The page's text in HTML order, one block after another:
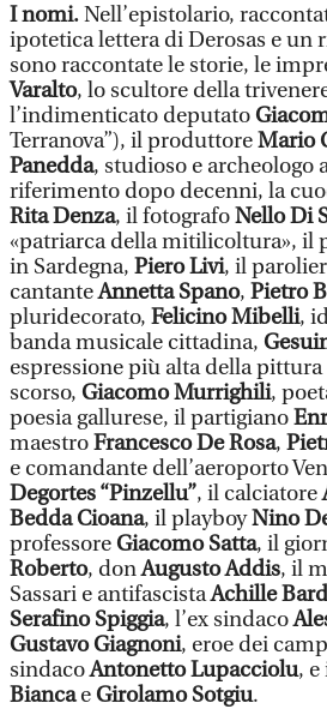
I nomi.Nell’epistolario,
ipotetica lettera di Derosas e un
sono raccontate le storie, le
Varalto, lo scultore della
l’indimenticato deputato
Terranova”), il produttoreMario
Panedda, studioso e archeologo
riferimento dopo decenni, la
Rita Denza, il fotografoNello Di
«patriarca della mitilicoltura», il
in Sardegna, Piero Livi, il
cantanteAnnetta Spano, Pietro
pluridecorato, Felicino Mibelli,
banda musicale cittadina,
espressione più alta della
scorso, Giacomo Murrighili,
poesia gallurese, il partigiano
maestroFrancesco De Rosa,
e comandante dell’aeroporto
Degortes “Pinzellu”, il calciatore
Bedda Cioana, il playboyNino
professoreGiacomo Satta, il
Roberto, donAugusto Addis, il
Sassari e antifascistaAchille
Serafino Spiggia, l’ex sindaco
Gustavo Giagnoni, eroe dei
sindacoAntonetto Lupacciolu, e
BiancaeGirolamo Sotgiu.